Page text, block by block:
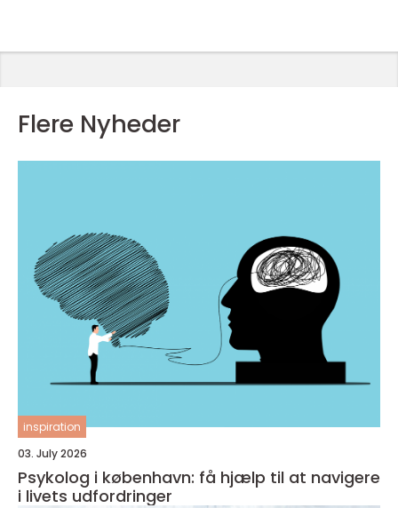
Flere Nyheder
inspiration
03. July 2026
Psykolog i københavn: få hjælp til at navigere
i livets udfordringer